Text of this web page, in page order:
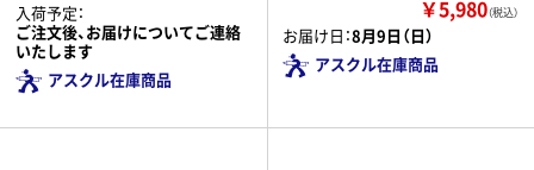
入荷予定：
ご注文後、お届けについてご連絡
いたします
アスクル在庫商品
￥5,980（税込）
お届け日：8月9日（日）
アスクル在庫商品